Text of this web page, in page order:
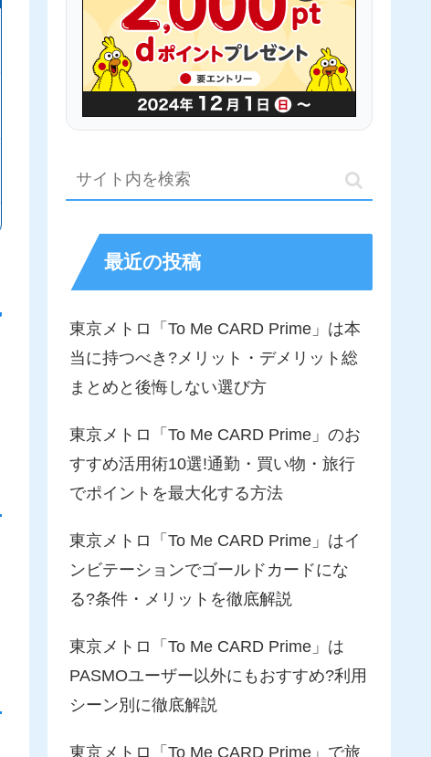
最近の投稿
東京メトロ「To Me CARD Prime」は本
当に持つべき?メリット・デメリット総
まとめと後悔しない選び方
東京メトロ「To Me CARD Prime」のお
すすめ活用術10選!通勤・買い物・旅行
でポイントを最大化する方法
東京メトロ「To Me CARD Prime」はイ
ンビテーションでゴールドカードにな
る?条件・メリットを徹底解説
東京メトロ「To Me CARD Prime」は
PASMOユーザー以外にもおすすめ?利用
シーン別に徹底解説
東京メトロ「To Me CARD Prime」で旅